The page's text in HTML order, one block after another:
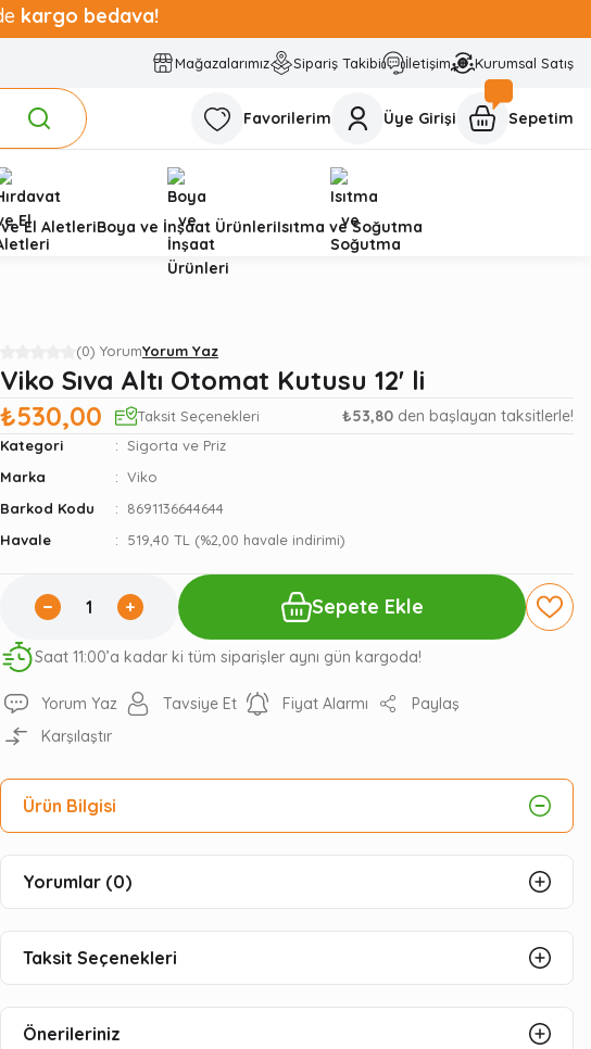
kargo bedava!
Mağazalarımız Sipariş Takibi İletişim Kurumsal Satış
Favorilerim Üye Girişi Sepetim
El AletleriBoya ve İnşaat ÜrünleriIsıtma ve Soğutma
(0) YorumYorum Yaz
Viko Sıva Altı Otomat Kutusu 12' li
₺530,00
Taksit Seçenekleri ₺53,80 den başlayan taksitlerle!
Kategori
Sigorta ve Priz
Marka
Viko
Barkod Kodu
8691136644644
Havale
519,40 TL (%2,00 havale indirimi)
Sepete Ekle
Saat 11:00’a kadar ki tüm siparişler aynı gün kargoda!
Yorum Yaz Tavsiye Et Fiyat Alarmı
Paylaş
Karşılaştır
Ürün Bilgisi
Yorumlar (0)
Taksit Seçenekleri
Önerileriniz